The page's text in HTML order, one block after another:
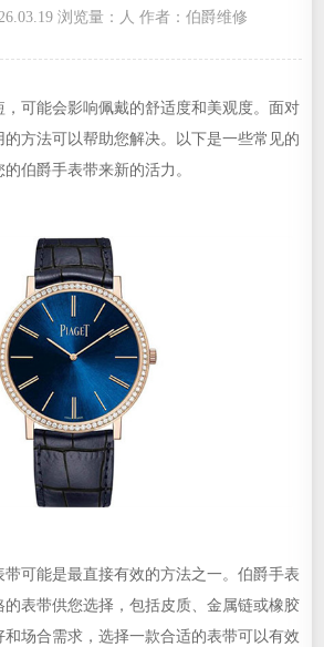
浏览量： 人 作者：伯爵维修
能会影响佩戴的舒适度和美观度。面对
方法可以帮助您解决。以下是一些常见的
伯爵手表带来新的活力。
能是最直接有效的方法之一。伯爵手表
表带供您选择，包括皮质、金属链或橡胶
场合需求，选择一款合适的表带可以有效